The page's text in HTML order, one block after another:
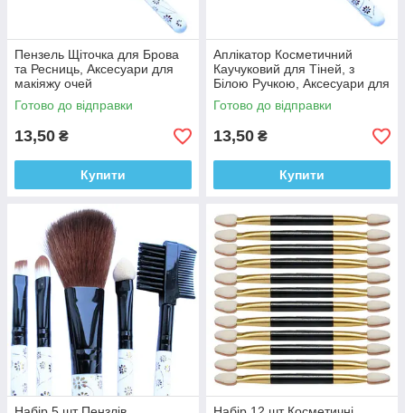
Пензель Щіточка для Брова
та Ресниць, Аксесуари для
макіяжу очей
Готово до відправки
13,50 ₴
Купити
Аплікатор Косметичний
Каучуковий для Тіней, з
Білою Ручкою, Аксесуари для
Макіяжу Очей
Готово до відправки
13,50 ₴
Купити